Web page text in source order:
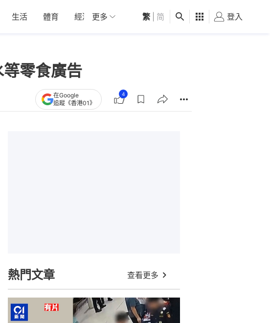
生活 體育 經濟 01深圳 觀點 健康 好食玩飛
更多 繁 简 登入
零食廣告
在Google
追蹤《香港01》
4
熱門文章 查看更多